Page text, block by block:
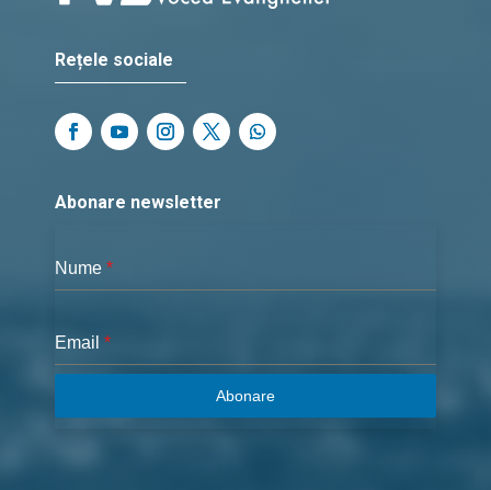
Rețele sociale
Abonare newsletter
Nume *
Email *
Abonare